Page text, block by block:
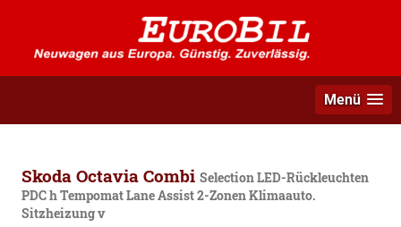
Menü
Skoda Octavia Combi Selection LED-Rückleuchten
PDC h Tempomat Lane Assist 2-Zonen Klimaauto.
Sitzheizung v